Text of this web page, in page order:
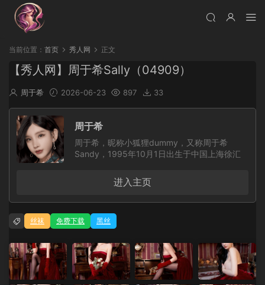
当前位置： 首页 秀人网 正文
【秀人网】周于希Sally（04909）
周于希 2026-06-23 897 33
周于希
周于希，昵称小狐狸dummy，又称周于希
Sandy，1995年10月1日出生于中国上海徐汇
B88/W60/H86，毕业于上海交通大学医学院中
医学专业。她是内地平面模特、一直播女主播，
受到关注。生活中的她兴趣广泛，喜欢旅游、时
选择，我们只能靠奋斗来使当初的选择显得正
确。
进入主页
丝袜 免费下载 黑丝